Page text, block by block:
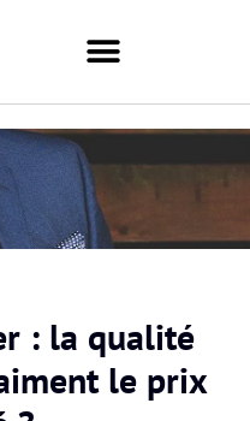
: la qualité
le prix